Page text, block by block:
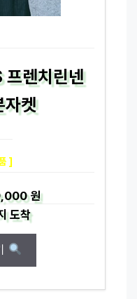
렌치린넨
자켓
]
원
도착